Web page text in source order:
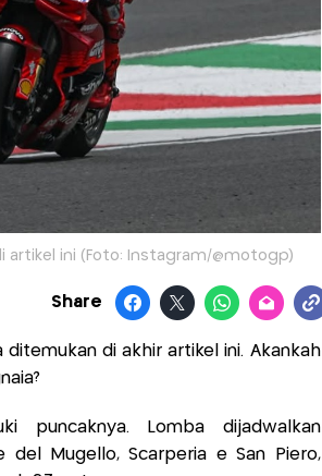
artikel ini (Foto: Instagram/@motogp)
Share
ditemukan di akhir artikel ini. Akankah
puncaknya. Lomba dijadwalkan
del Mugello, Scarperia e San Piero,